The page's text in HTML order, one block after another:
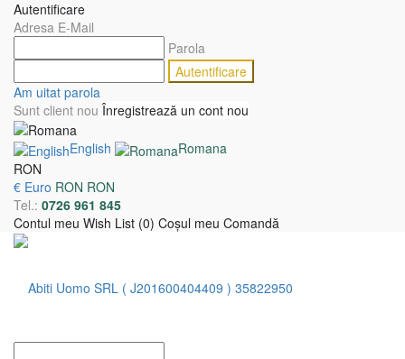
Autentificare
Adresa E-Mail
Parola
Am uitat parola
Sunt client nou Înregistrează un cont nou
English
Romana
RON
€ Euro RON RON
Tel.: 0726 961 845
Contul meu Wish List (0) Coşul meu Comandă